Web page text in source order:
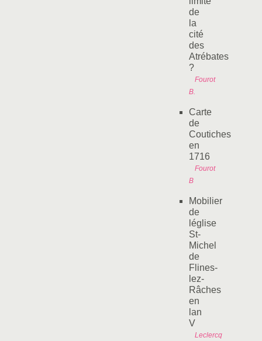
de
la
cité
des
Atrébates
?
Fourot
B.
Carte
de
Coutiches
en
1716
Fourot
B
Mobilier
de
léglise
St-
Michel
de
Flines-
lez-
Râches
en
lan
V
Leclercq